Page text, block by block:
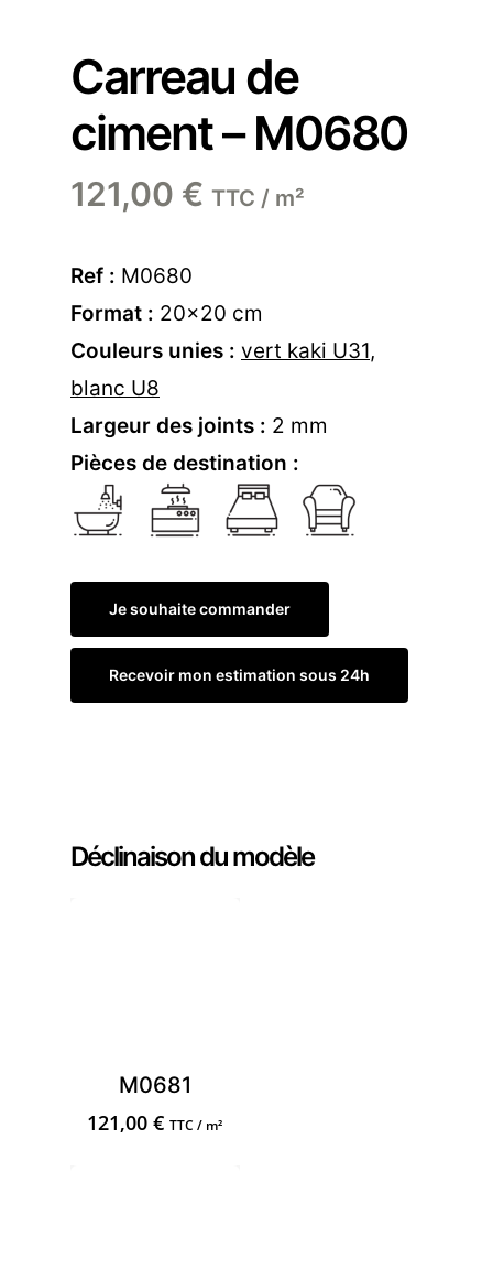
Carreau de
ciment – M0680
121,00 € TTC / m²
Ref : M0680
Format : 20×20 cm
Couleurs unies : vert kaki U31,
blanc U8
Largeur des joints : 2 mm
Pièces de destination :
Je souhaite commander
Recevoir mon estimation sous 24h
Déclinaison du modèle
M0681
121,00€ TTC / m²